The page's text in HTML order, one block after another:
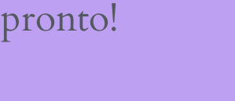
pronto!